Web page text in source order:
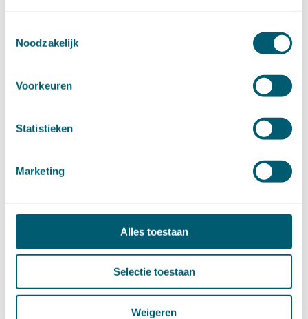
Noodzakelijk
Voorkeuren
Statistieken
Marketing
Alles toestaan
Selectie toestaan
Weigeren
Mededingingsrecht
Omgevingsrecht
Overheidsrecht
Pensioenrecht
Prejudiciële vragen Hoge Raad
Privacy -AVG
Verbintenissenrecht
Vermogensrecht algemeen
Wetgeving cassatierechtspraak(14)
ARCHIEF
►
2026 (88)